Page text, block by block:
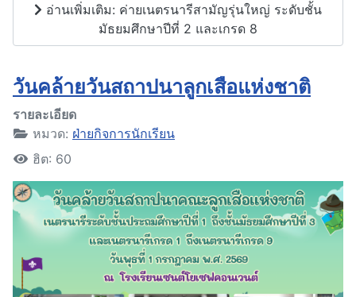
อ่านเพิ่มเติม: ค่ายเนตรนารีสามัญรุ่นใหญ่ ระดับชั้น
มัธยมศึกษาปีที่ 2 และเกรด 8
วันคล้ายวันสถาปนาลูกเสือแห่งชาติ
รายละเอียด
หมวด: ฝ่ายกิจการนักเรียน
ฮิต: 60